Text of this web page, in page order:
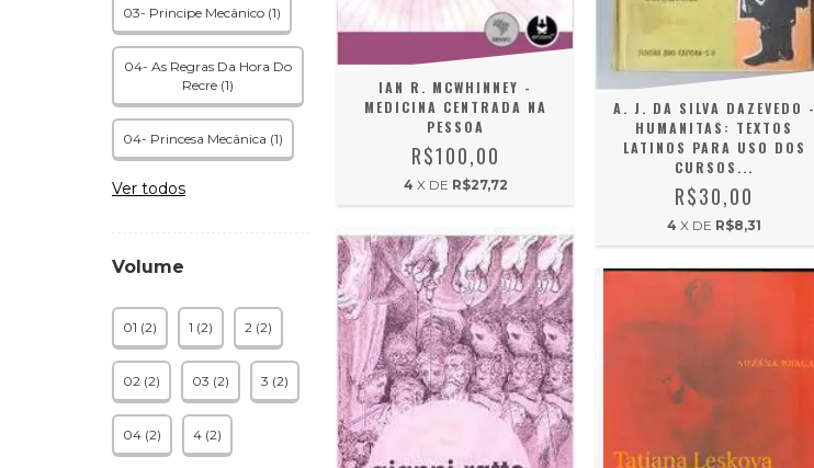
03- Principe Mecânico (1)
04- As Regras Da Hora Do
Recre (1)
04- Princesa Mecânica (1)
Ver todos
Volume
01 (2) 1 (2) 2 (2)
02 (2) 03 (2) 3 (2)
04 (2) 4 (2)
IAN R. MCWHINNEY -
MEDICINA CENTRADA NA
PESSOA
R$100,00
4 X DE R$27,72
A. J. DA SILVA DAZEVEDO -
HUMANITAS: TEXTOS
LATINOS PARA USO DOS
CURSOS...
R$30,00
4 X DE R$8,31